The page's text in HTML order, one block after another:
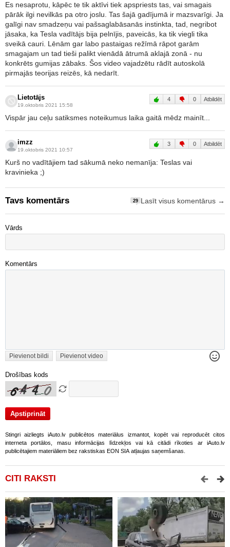
Es nesaprotu, kāpēc te tik aktīvi tiek apspriests tas, vai smagais
pārāk ilgi nevilkās pa otro joslu. Tas šajā gadījumā ir mazsvarīgi. Ja
galīgi nav smadzeņu vai pašsaglabāsanās instinkta, tad, negribot
jāsaka, ka Tesla vadītājs bija pelnījis, paveicās, ka tik viegli tika
sveikā cauri. Lēnām gar labo pastaigas režīmā rāpot garām
smagajam un tad tieši palikt vienādā ātrumā aklajā zonā - nu
konkrēts gumijas zābaks. Šos video vajadzētu rādīt autoskolā
pirmajās teorijas reizēs, kā nedarīt.
Lietotājs
19.oktobris 2021 15:58
4 0 Atbildēt
Vispār jau ceļu satiksmes noteikumus laika gaitā mēdz mainīt...
imzz
19.oktobris 2021 10:57
3 0 Atbildēt
Kurš no vadītājiem tad sākumā neko nemanīja: Teslas vai
kravinieka ;)
Tavs komentārs 29 Lasīt visus komentārus →
Vārds
Komentārs
Pievienot bildi Pievienot video
Drošības kods
Stingri aizliegts iAuto.lv publicētos materiālus izmantot, kopēt vai reproducēt citos
interneta portālos, masu informācijas līdzekļos vai kā citādi rīkoties ar iAuto.lv
publicētajiem materiāliem bez rakstiskas EON SIA atļaujas saņemšanas.
CITI RAKSTI